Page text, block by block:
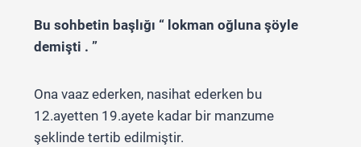
Bu sohbetin başlığı “ lokman oğluna şöyle
demişti . ”
Ona vaaz ederken, nasihat ederken bu
12.ayetten 19.ayete kadar bir manzume
şeklinde tertib edilmiştir.